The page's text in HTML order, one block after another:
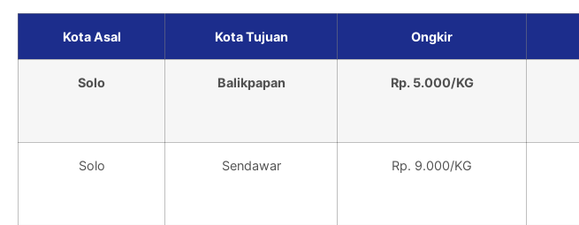
Kota Asal Kota Tujuan Ongkir
Solo Balikpapan Rp. 5.000/KG
Solo Sendawar Rp. 9.000/KG